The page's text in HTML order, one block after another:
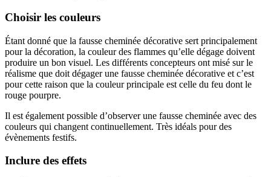
Choisir les couleurs
Étant donné que la fausse cheminée décorative sert principalement
pour la décoration, la couleur des flammes qu’elle dégage doivent
produire un bon visuel. Les différents concepteurs ont misé sur le
réalisme que doit dégager une fausse cheminée décorative et c’est
pour cette raison que la couleur principale est celle du feu dont le
rouge pourpre.
Il est également possible d’observer une fausse cheminée avec des
couleurs qui changent continuellement. Très idéals pour des
évènements festifs.
Inclure des effets